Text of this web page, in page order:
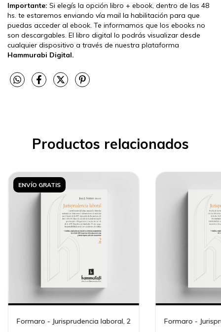
Importante: Si elegís la opción libro + ebook, dentro de las 48
hs. te estaremos enviando vía mail la habilitación para que
puedas acceder al ebook. Te informamos que los ebooks no
son descargables. El libro digital lo podrás visualizar desde
cualquier dispositivo a través de nuestra plataforma
Hammurabi Digital.
Productos relacionados
ENVÍO GRATIS
Formaro - Jurisprudencia laboral, 2 Formaro -